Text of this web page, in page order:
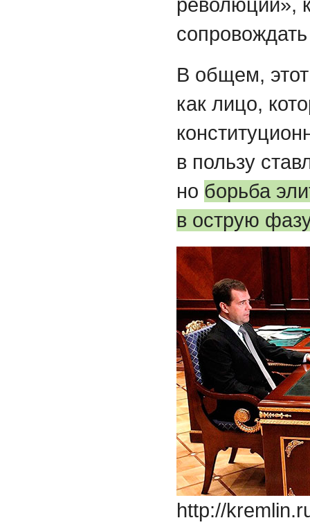
революции»,
В общем,
как лицо,
в пользу
но борьба
в острую фазу
http://